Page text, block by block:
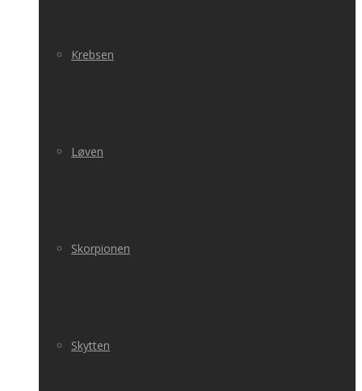
Krebsen
Løven
Skorpionen
Skytten